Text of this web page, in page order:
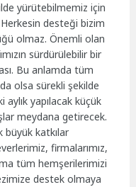
yürütebilmemiz için
desteği bizim
olmaz. Önemli olan
sürdürülebilir bir
Bu anlamda tüm
olsa sürekli şekilde
yapılacak küçük
meydana getirecek.
katkılar
firmalarımız,
tüm hemşerilerimizi
destek olmaya